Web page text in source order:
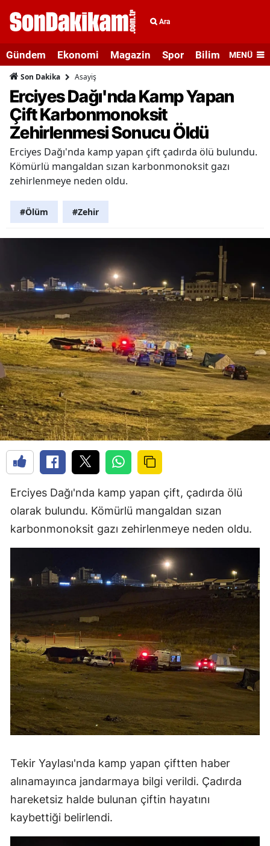
Ara
Gündem Ekonomi Magazin Spor Bilim veMENÜ
Son Dakika Asayiş
Erciyes Dağı'nda Kamp Yapan
Çift Karbonmonoksit
Zehirlenmesi Sonucu Öldü
Erciyes Dağı'nda kamp yapan çift çadırda ölü bulundu.
Kömürlü mangaldan sızan karbonmonoksit gazı
zehirlenmeye neden oldu.
#Ölüm #Zehir
Erciyes Dağı'nda kamp yapan çift, çadırda ölü
olarak bulundu. Kömürlü mangaldan sızan
karbonmonoksit gazı zehirlenmeye neden oldu.
Tekir Yaylası'nda kamp yapan çiftten haber
alınamayınca jandarmaya bilgi verildi. Çadırda
hareketsiz halde bulunan çiftin hayatını
kaybettiği belirlendi.